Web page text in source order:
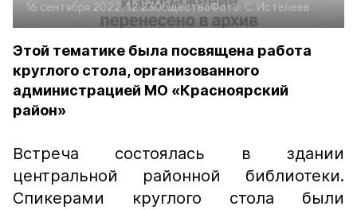
16 сентября 2022, 12:23ОбществоФото: С. Истелеев
Этой тематике была посвящена работа
круглого стола, организованного
администрацией МО «Красноярский
район»
Встреча состоялась в здании
центральной районной библиотеки.
Спикерами круглого стола были